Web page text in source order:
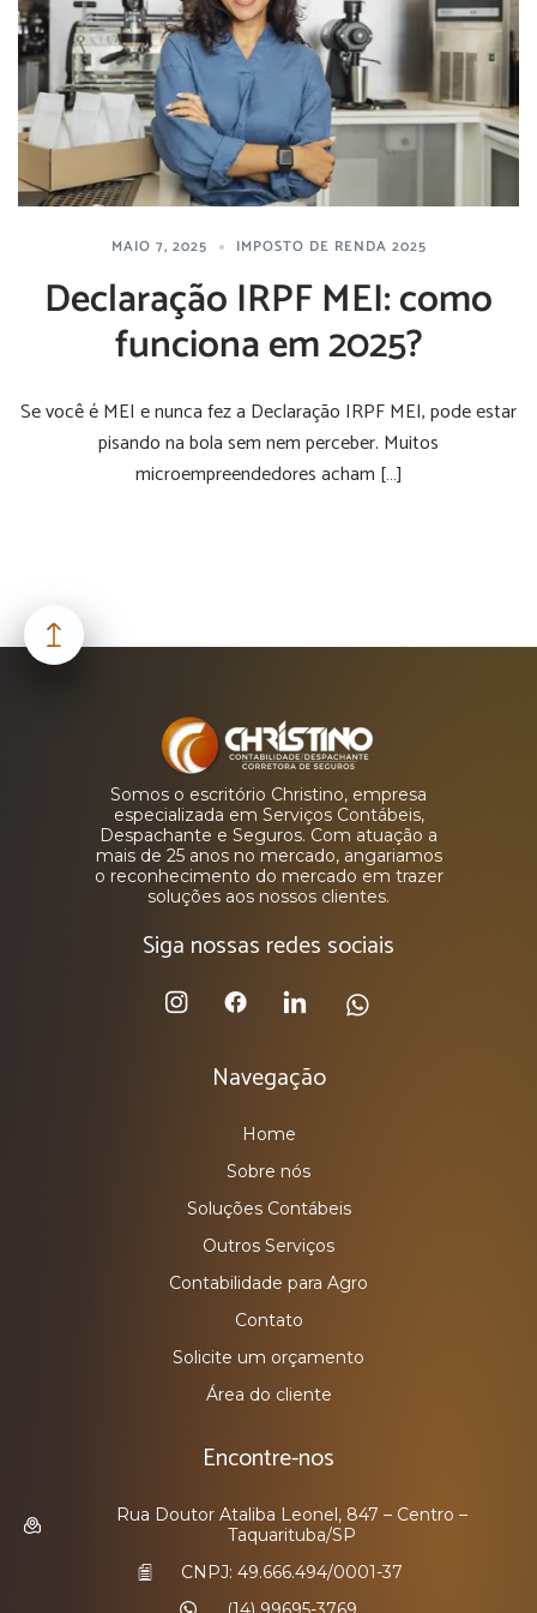
MAIO 7, 2025 IMPOSTO DE RENDA 2025
Declaração IRPF MEI: como
funciona em 2025?
Se você é MEI e nunca fez a Declaração IRPF MEI, pode estar
pisando na bola sem nem perceber. Muitos
microempreendedores acham […]
Somos o escritório Christino, empresa
especializada em Serviços Contábeis,
Despachante e Seguros. Com atuação a
mais de 25 anos no mercado, angariamos
o reconhecimento do mercado em trazer
soluções aos nossos clientes.
Siga nossas redes sociais
Navegação
Home
Sobre nós
Soluções Contábeis
Outros Serviços
Contabilidade para Agro
Contato
Solicite um orçamento
Área do cliente
Encontre-nos
Rua Doutor Ataliba Leonel, 847 – Centro –
Taquarituba/SP
CNPJ: 49.666.494/0001-37